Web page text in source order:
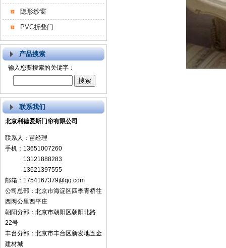
隐形纱窗
PVC折叠门
产品搜索
输入您要搜索的关键字：
联系我们
北京利德爱斯门帘有限公司
联系人：苗经理
手机：13651007260
13121888283
13621397555
邮箱：1754167379@qq.com
公司总部：北京市海淀区四季青桥往
西两公里西平庄
朝阳分部：北京市朝阳区朝阳北路
22号
丰台分部：北京市丰台区新发地五金
建材城